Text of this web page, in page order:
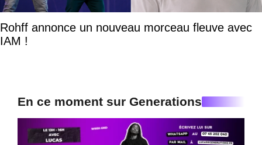
Rohff annonce un nouveau morceau fleuve avec
IAM !
En ce moment sur Generations